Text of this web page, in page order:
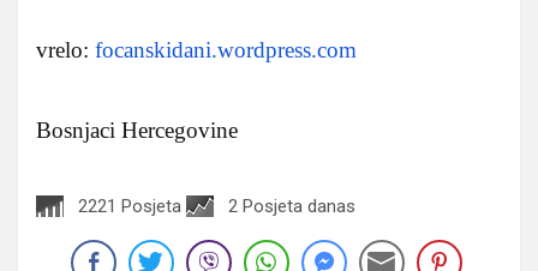
vrelo: focanskidani.wordpress.com
Bosnjaci Hercegovine
2221 Posjeta 2 Posjeta danas